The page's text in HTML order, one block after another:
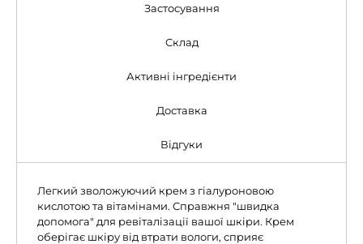
Застосування
Склад
Активні інгредієнти
Доставка
Відгуки
Легкий зволожуючий крем з гіалуроновою
кислотою та вітамінами. Справжня "швидка
допомога" для ревіталізації вашої шкіри. Крем
оберігає шкіру від втрати вологи, сприяє